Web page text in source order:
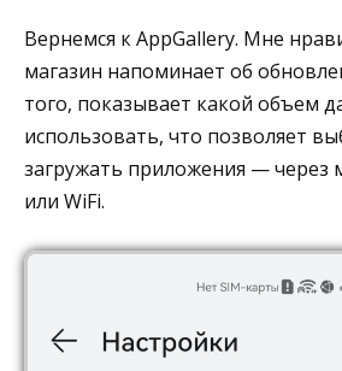
Вернемся к AppGallery. Мне
магазин напоминает об
того, показывает какой объем
использовать, что позволяет
загружать приложения — через
или WiFi.